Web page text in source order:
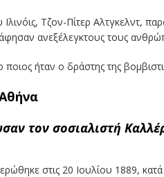
Τζον-Πίτερ Αλτγκελντ,
ανεξέλεγκτους τους
ήταν ο δράστης της
τον σοσιαλιστή
στις 20 Ιουλίου 1889,